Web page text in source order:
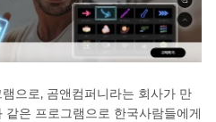
으로, 곰앤컴퍼니라는 회사가 만
은 프로그램으로 한국사람들에게